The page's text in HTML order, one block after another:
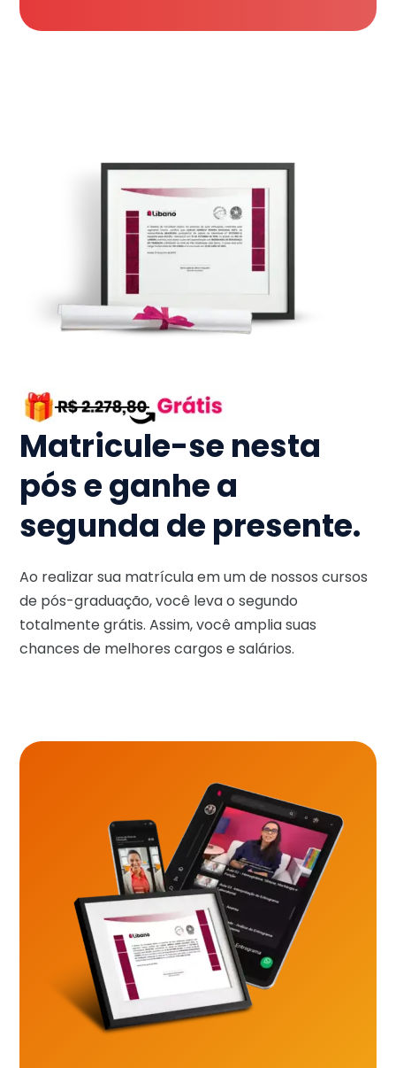
Matricule-se nesta
pós e ganhe a
segunda de presente.
Ao realizar sua matrícula em um de nossos cursos
de pós-graduação, você leva o segundo
totalmente grátis. Assim, você amplia suas
chances de melhores cargos e salários.